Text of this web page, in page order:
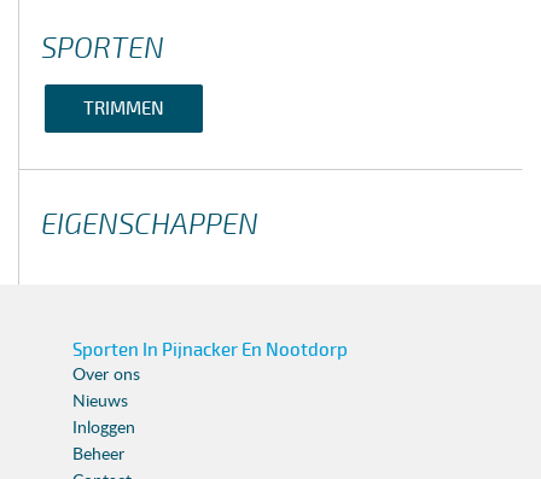
SPORTEN
TRIMMEN
EIGENSCHAPPEN
Sporten In Pijnacker En Nootdorp
Over ons
Nieuws
Inloggen
Beheer